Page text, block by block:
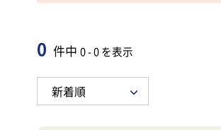
0 件中 0 - 0 を表示